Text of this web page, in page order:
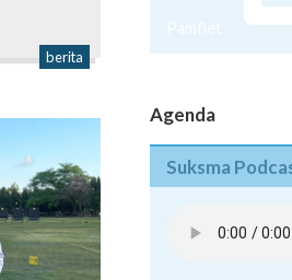
berita
Pamflet
Agenda
Suksma